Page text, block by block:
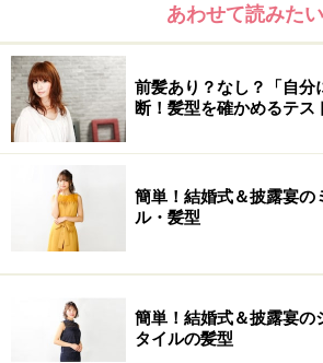
あわせて読みたい
前髪あり？なし？「自分
断！髪型を確かめるテス
簡単！結婚式＆披露宴の
ル・髪型
簡単！結婚式＆披露宴の
タイルの髪型